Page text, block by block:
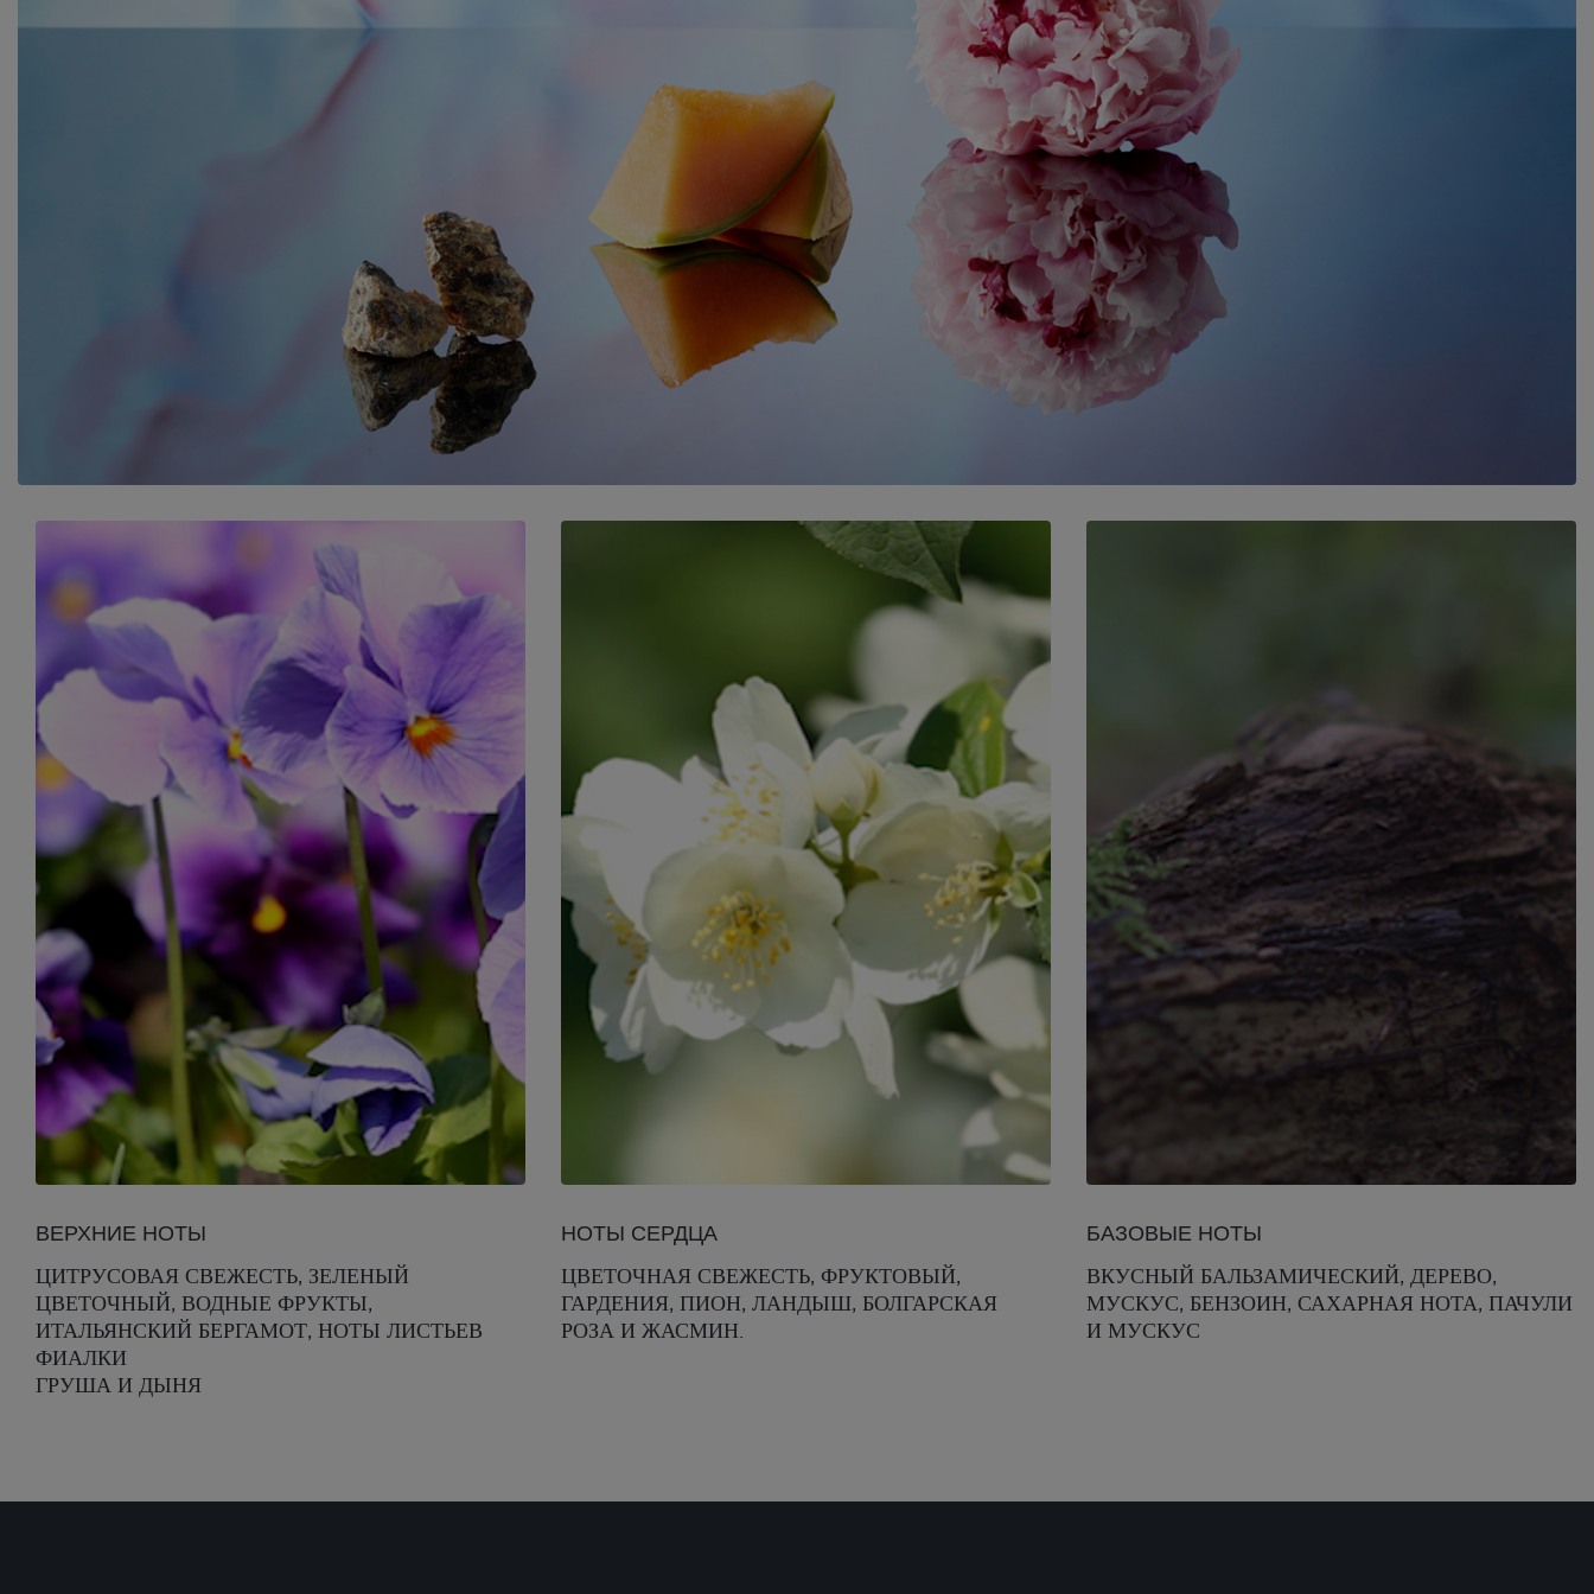
ВЕРХНИЕ НОТЫ
ЦИТРУСОВАЯ СВЕЖЕСТЬ, ЗЕЛЕНЫЙ
ЦВЕТОЧНЫЙ, ВОДНЫЕ ФРУКТЫ,
ИТАЛЬЯНСКИЙ БЕРГАМОТ, НОТЫ ЛИСТЬЕВ
ФИАЛКИ
ГРУША И ДЫНЯ
НОТЫ СЕРДЦА
ЦВЕТОЧНАЯ СВЕЖЕСТЬ, ФРУКТОВЫЙ,
ГАРДЕНИЯ, ПИОН, ЛАНДЫШ, БОЛГАРСКАЯ
РОЗА И ЖАСМИН.
БАЗОВЫЕ НОТЫ
ВКУСНЫЙ БАЛЬЗАМИЧЕСКИЙ, ДЕРЕВО,
МУСКУС, БЕНЗОИН, САХАРНАЯ НОТА, ПАЧУЛИ
И МУСКУС